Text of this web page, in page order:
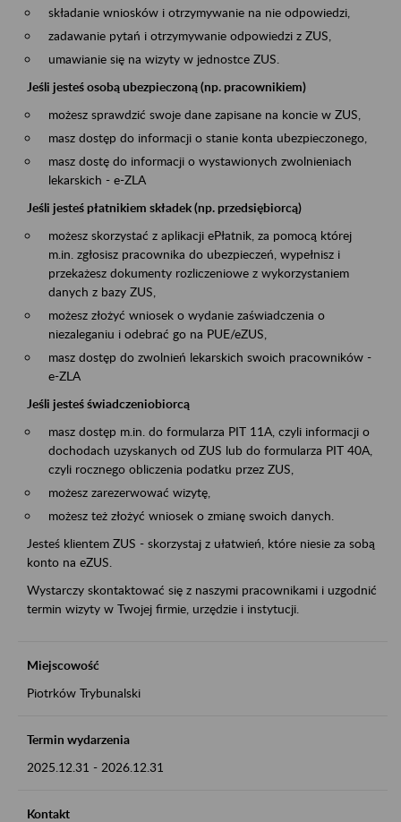
składanie wniosków i otrzymywanie na nie odpowiedzi,
zadawanie pytań i otrzymywanie odpowiedzi z ZUS,
umawianie się na wizyty w jednostce ZUS.
Jeśli jesteś osobą ubezpieczoną (np. pracownikiem)
możesz sprawdzić swoje dane zapisane na koncie w ZUS,
masz dostęp do informacji o stanie konta ubezpieczonego,
masz dostę do informacji o wystawionych zwolnieniach
lekarskich - e-ZLA
Jeśli jesteś płatnikiem składek (np. przedsiębiorcą)
możesz skorzystać z aplikacji ePłatnik, za pomocą której
m.in. zgłosisz pracownika do ubezpieczeń, wypełnisz i
przekażesz dokumenty rozliczeniowe z wykorzystaniem
danych z bazy ZUS,
możesz złożyć wniosek o wydanie zaświadczenia o
niezaleganiu i odebrać go na PUE/eZUS,
masz dostęp do zwolnień lekarskich swoich pracowników -
e-ZLA
Jeśli jesteś świadczeniobiorcą
masz dostęp m.in. do formularza PIT 11A, czyli informacji o
dochodach uzyskanych od ZUS lub do formularza PIT 40A,
czyli rocznego obliczenia podatku przez ZUS,
możesz zarezerwować wizytę,
możesz też złożyć wniosek o zmianę swoich danych.
Jesteś klientem ZUS - skorzystaj z ułatwień, które niesie za sobą
konto na eZUS.
Wystarczy skontaktować się z naszymi pracownikami i uzgodnić
termin wizyty w Twojej firmie, urzędzie i instytucji.
Miejscowość
Piotrków Trybunalski
Termin wydarzenia
2025.12.31 - 2026.12.31
Kontakt